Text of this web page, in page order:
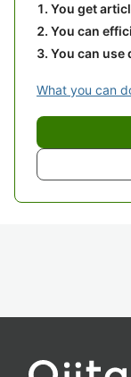
You get
You can
You can use
What you can